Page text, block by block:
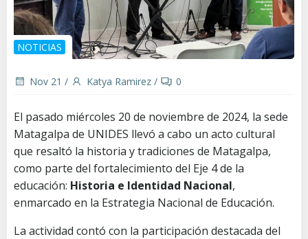
NOTICIAS
Nov 21 / Katya Ramirez / 0
El pasado miércoles 20 de noviembre de 2024, la sede
Matagalpa de UNIDES llevó a cabo un acto cultural
que resaltó la historia y tradiciones de Matagalpa,
como parte del fortalecimiento del Eje 4 de la
educación: Historia e Identidad Nacional,
enmarcado en la Estrategia Nacional de Educación.
La actividad contó con la participación destacada del